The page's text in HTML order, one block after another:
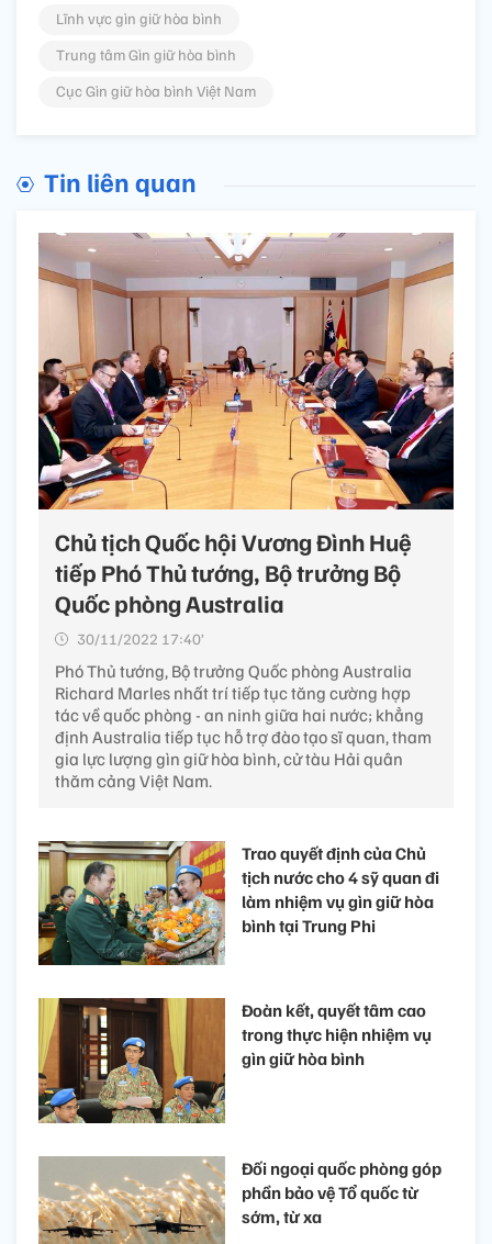
Lĩnh vực gìn giữ hòa bình
Trung tâm Gìn giữ hòa bình
Cục Gìn giữ hòa bình Việt Nam
Tin liên quan
Chủ tịch Quốc hội Vương Đình Huệ
tiếp Phó Thủ tướng, Bộ trưởng Bộ
Quốc phòng Australia
30/11/2022 17:40’
Phó Thủ tướng, Bộ trưởng Quốc phòng Australia
Richard Marles nhất trí tiếp tục tăng cường hợp
tác về quốc phòng - an ninh giữa hai nước; khẳng
định Australia tiếp tục hỗ trợ đào tạo sĩ quan, tham
gia lực lượng gìn giữ hòa bình, cử tàu Hải quân
thăm cảng Việt Nam.
Trao quyết định của Chủ
tịch nước cho 4 sỹ quan đi
làm nhiệm vụ gìn giữ hòa
bình tại Trung Phi
Đoàn kết, quyết tâm cao
trong thực hiện nhiệm vụ
gìn giữ hòa bình
Đối ngoại quốc phòng góp
phần bảo vệ Tổ quốc từ
sớm, từ xa